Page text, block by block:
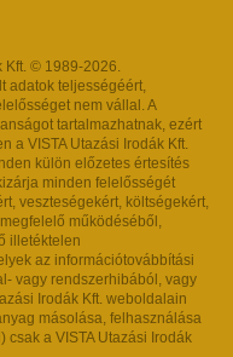
Kft. © 1989-2026.
adatok teljességéért,
nem vállal. A
tartalmazhatnak, ezért
a VISTA Utazási Irodák Kft.
külön előzetes értesítés
minden felelősségét
veszteségekért, költségekért,
működéséből,
illetéktelen
az információtovábbítási
vagy rendszerhibából, vagy
Irodák Kft. weboldalain
másolása, felhasználása
a VISTA Utazási Irodák